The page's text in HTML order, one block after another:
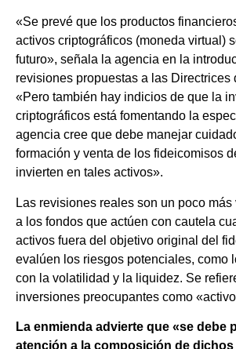
«Se prevé que los productos
activos criptográficos (moneda virtual)
futuro», señala la agencia en la
revisiones propuestas a las Directrices
«Pero también hay indicios de que la
criptográficos está fomentando la
agencia cree que debe manejar
formación y venta de los fideicomisos
invierten en tales activos».
Las revisiones reales son un poco
a los fondos que actúen con cautela
activos fuera del objetivo original del
evalúen los riesgos potenciales, como
con la volatilidad y la liquidez. Se
inversiones preocupantes como
La enmienda advierte que «se debe
atención a la composición de